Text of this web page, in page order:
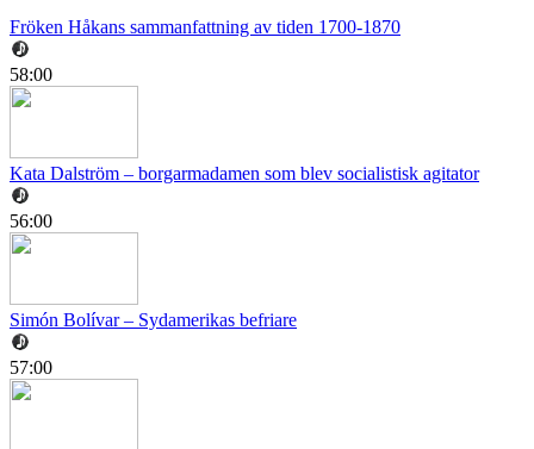
Fröken Håkans sammanfattning av tiden 1700-1870
58:00
Kata Dalström – borgarmadamen som blev socialistisk agitator
56:00
Simón Bolívar – Sydamerikas befriare
57:00